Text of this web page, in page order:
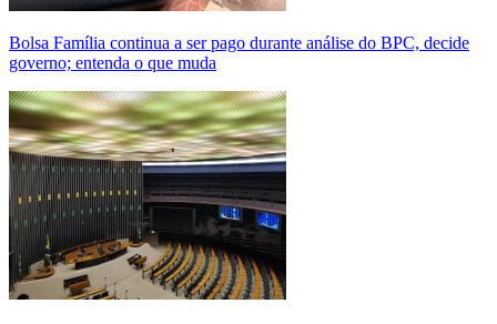
Bolsa Família continua a ser pago durante análise do BPC, decide
governo; entenda o que muda